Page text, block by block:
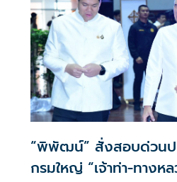
“พิพัฒน์” สั่งสอบด่วน
กรมใหญ่ “เจ้าท่า-ทาง